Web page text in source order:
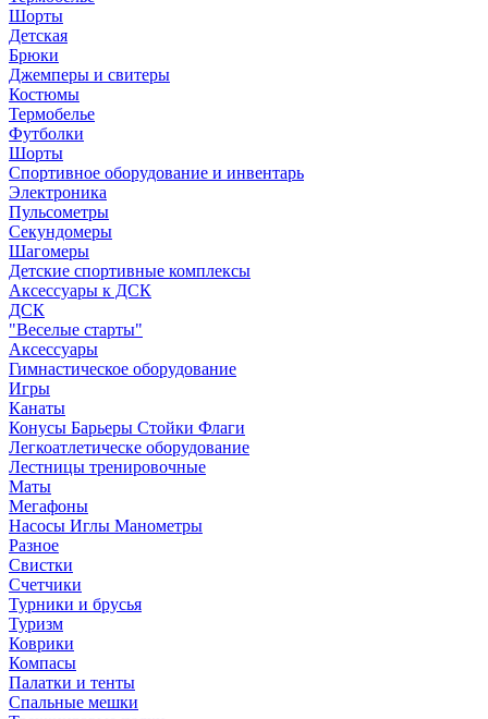
Шорты
Детская
Брюки
Джемперы и свитеры
Костюмы
Термобелье
Футболки
Шорты
Спортивное оборудование и инвентарь
Электроника
Пульсометры
Секундомеры
Шагомеры
Детские спортивные комплексы
Аксессуары к ДСК
ДСК
"Веселые старты"
Аксессуары
Гимнастическое оборудование
Игры
Канаты
Конусы Барьеры Стойки Флаги
Легкоатлетическе оборудование
Лестницы тренировочные
Маты
Мегафоны
Насосы Иглы Манометры
Разное
Свистки
Счетчики
Турники и брусья
Туризм
Коврики
Компасы
Палатки и тенты
Спальные мешки